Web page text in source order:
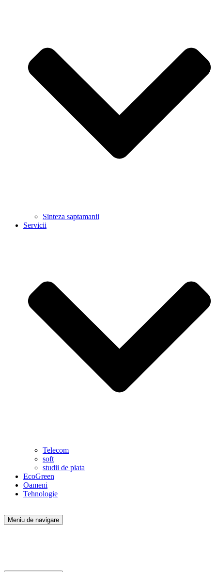
Sinteza saptamanii
Servicii
Telecom
soft
studii de piata
EcoGreen
Oameni
Tehnologie
Meniu de navigare